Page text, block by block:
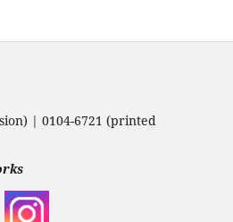
| 0104-6721 (printed